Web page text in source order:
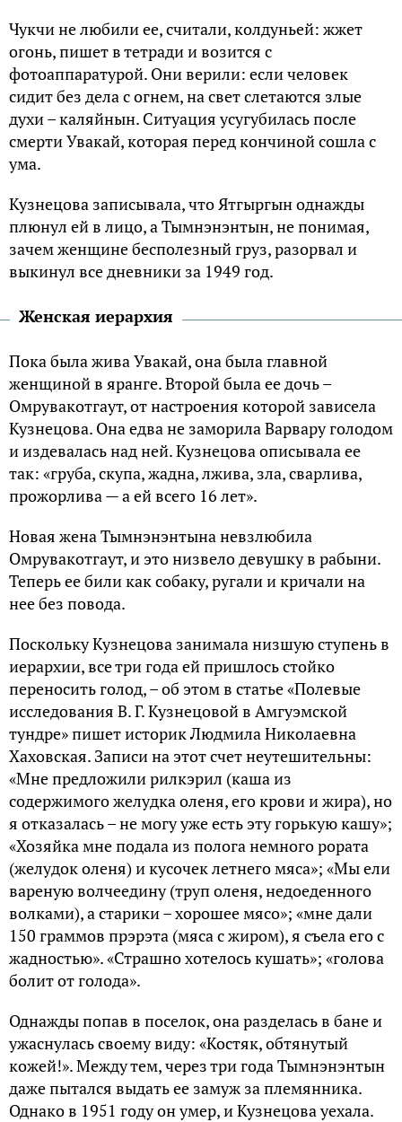
Чукчи не любили ее, считали, колдуньей: жжет
огонь, пишет в тетради и возится с
фотоаппаратурой. Они верили: если человек
сидит без дела с огнем, на свет слетаются злые
духи – каляйнын. Ситуация усугубилась после
смерти Увакай, которая перед кончиной сошла с
ума.
Кузнецова записывала, что Ятгыргын однажды
плюнул ей в лицо, а Тымнэнэнтын, не понимая,
зачем женщине бесполезный груз, разорвал и
выкинул все дневники за 1949 год.
Женская иерархия
Пока была жива Увакай, она была главной
женщиной в яранге. Второй была ее дочь –
Омрувакотгаут, от настроения которой зависела
Кузнецова. Она едва не заморила Варвару голодом
и издевалась над ней. Кузнецова описывала ее
так: «груба, скупа, жадна, лжива, зла, сварлива,
прожорлива — а ей всего 16 лет».
Новая жена Тымнэнэнтына невзлюбила
Омрувакотгаут, и это низвело девушку в рабыни.
Теперь ее били как собаку, ругали и кричали на
нее без повода.
Поскольку Кузнецова занимала низшую ступень в
иерархии, все три года ей пришлось стойко
переносить голод, – об этом в статье «Полевые
исследования В. Г. Кузнецовой в Амгуэмской
тундре» пишет историк Людмила Николаевна
Хаховская. Записи на этот счет неутешительны:
«Мне предложили рилкэрил (каша из
содержимого желудка оленя, его крови и жира), но
я отказалась – не могу уже есть эту горькую кашу»;
«Хозяйка мне подала из полога немного рората
(желудок оленя) и кусочек летнего мяса»; «Мы ели
вареную волчеедину (труп оленя, недоеденного
волками), а старики – хорошее мясо»; «мне дали
150 граммов прэрэта (мяса с жиром), я съела его с
жадностью». «Страшно хотелось кушать»; «голова
болит от голода».
Однажды попав в поселок, она разделась в бане и
ужаснулась своему виду: «Костяк, обтянутый
кожей!». Между тем, через три года Тымнэнэнтын
даже пытался выдать ее замуж за племянника.
Однако в 1951 году он умер, и Кузнецова уехала.